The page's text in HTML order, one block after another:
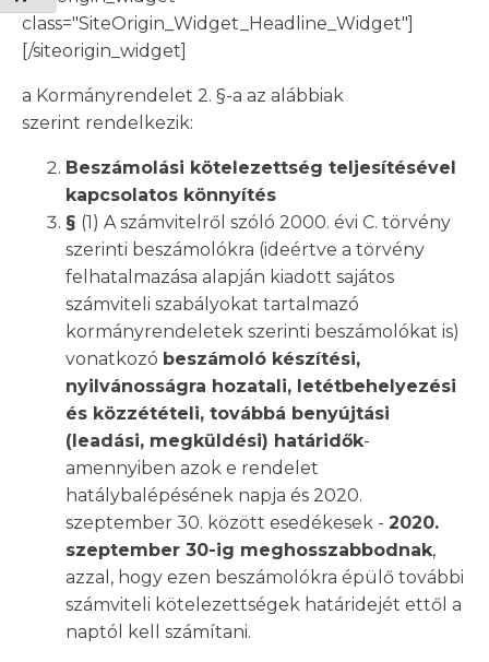
class="SiteOrigin_Widget_Headline_Widget"]
[/siteorigin_widget]
a Kormányrendelet 2. §-a az alábbiak
szerint rendelkezik:
Beszámolási kötelezettség teljesítésével
kapcsolatos könnyítés
§ (1) A számvitelről szóló 2000. évi C. törvény
szerinti beszámolókra (ideértve a törvény
felhatalmazása alapján kiadott sajátos
számviteli szabályokat tartalmazó
kormányrendeletek szerinti beszámolókat is)
vonatkozó beszámoló készítési,
nyilvánosságra hozatali, letétbehelyezési
és közzétételi, továbbá benyújtási
(leadási, megküldési) határidők-
amennyiben azok e rendelet
hatálybalépésének napja és 2020.
szeptember 30. között esedékesek - 2020.
szeptember 30-ig meghosszabbodnak,
azzal, hogy ezen beszámolókra épülő további
számviteli kötelezettségek határidejét ettől a
naptól kell számítani.